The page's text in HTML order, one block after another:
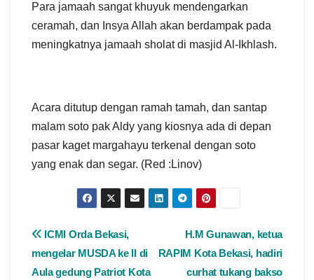
Para jamaah sangat khuyuk mendengarkan
ceramah, dan Insya Allah akan berdampak pada
meningkatnya jamaah sholat di masjid Al-Ikhlash.
Acara ditutup dengan ramah tamah, dan santap
malam soto pak Aldy yang kiosnya ada di depan
pasar kaget margahayu terkenal dengan soto
yang enak dan segar. (Red :Linov)
H.M Gunawan, ketua
RAPIM Kota Bekasi, hadiri
curhat tukang bakso
ICMI Orda Bekasi,
mengelar MUSDA ke II di
Aula gedung Patriot Kota